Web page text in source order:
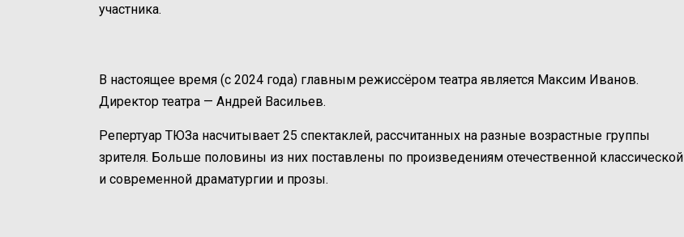
участника.
В настоящее время (с 2024 года) главным режиссёром театра является Максим Иванов.
Директор театра — Андрей Васильев.
Репертуар ТЮЗа насчитывает 25 спектаклей, рассчитанных на разные возрастные группы
зрителя. Больше половины из них поставлены по произведениям отечественной классической
и современной драматургии и прозы.